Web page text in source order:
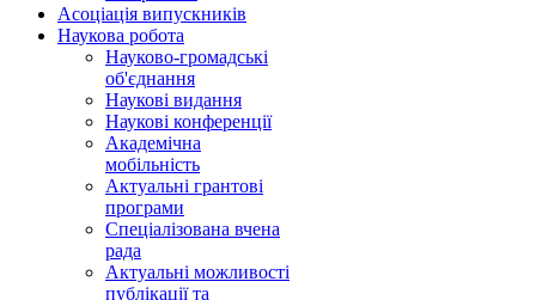
Асоціація випускників
Наукова робота
Науково-громадські
об'єднання
Наукові видання
Наукові конференції
Академічна
мобільність
Актуальні грантові
програми
Спеціалізована вчена
рада
Актуальні можливості
публікації та